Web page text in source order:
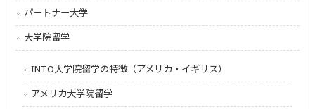
パートナー大学
大学院留学
INTO大学院留学の特徴（アメリカ・イギリス）
アメリカ大学院留学